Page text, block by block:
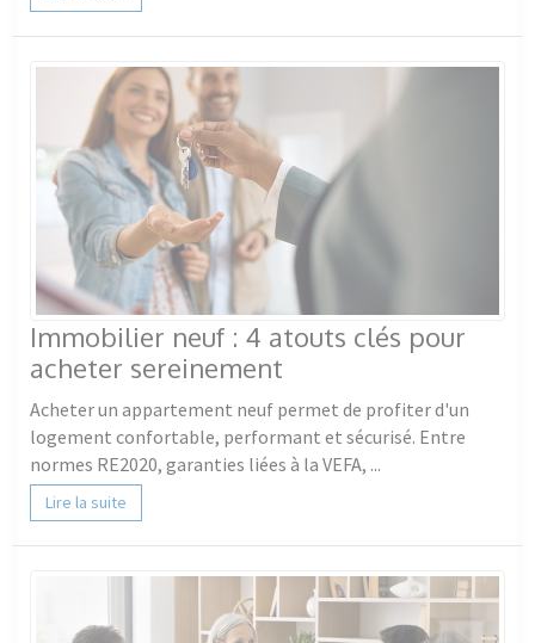
Immobilier neuf : 4 atouts clés pour
acheter sereinement
Acheter un appartement neuf permet de profiter d'un
logement confortable, performant et sécurisé. Entre
normes RE2020, garanties liées à la VEFA, ...
Lire la suite